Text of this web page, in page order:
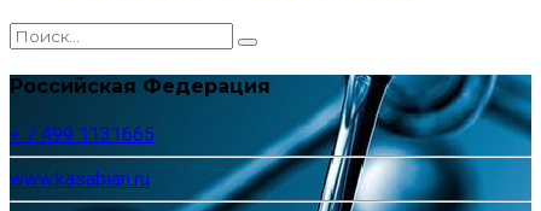
Российская Федерация
+ 7 499 1131665
www.kasabian.ru